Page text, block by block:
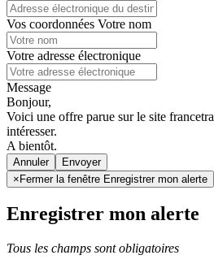
Vos coordonnées Votre nom
Votre adresse électronique
Message
Bonjour,
Voici une offre parue sur le site
intéresser.
A bientôt.
Annuler
×Fermer la fenêtre Enregistrer mon alerte
Enregistrer mon alerte
Tous les champs sont obligatoires